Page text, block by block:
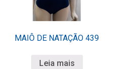
MAIÔ DE NATAÇÃO 439
Leia mais